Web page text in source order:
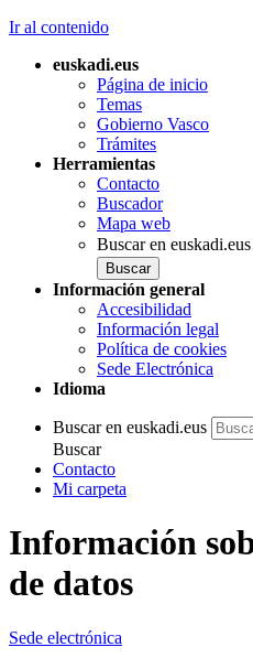
Ir al contenido
euskadi.eus
Página de inicio
Temas
Gobierno Vasco
Trámites
Herramientas
Contacto
Buscador
Mapa web
Buscar en euskadi.eus
Información general
Accesibilidad
Información legal
Política de cookies
Sede Electrónica
Idioma
Buscar en euskadi.eus
Buscar
Contacto
Mi carpeta
Información
de datos
Sede electrónica